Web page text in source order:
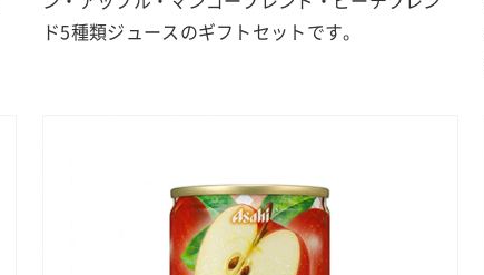
ド5種類ジュースのギフトセットです。